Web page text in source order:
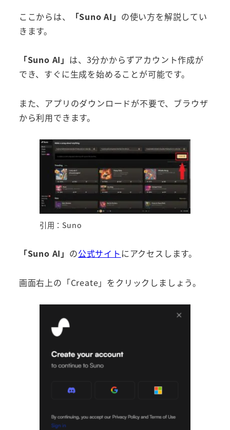
ここからは、 「Suno AI」 の使い方を解説してい
きます。
「Suno AI」 は、3分かからずアカウント作成が
でき、すぐに生成を始めることが可能です。
また、アプリのダウンロードが不要で、ブラウザ
から利用できます。
引用：Suno
「Suno AI」 の公式サイト にアクセスします。
画面右上の「Create」をクリックしましょう。